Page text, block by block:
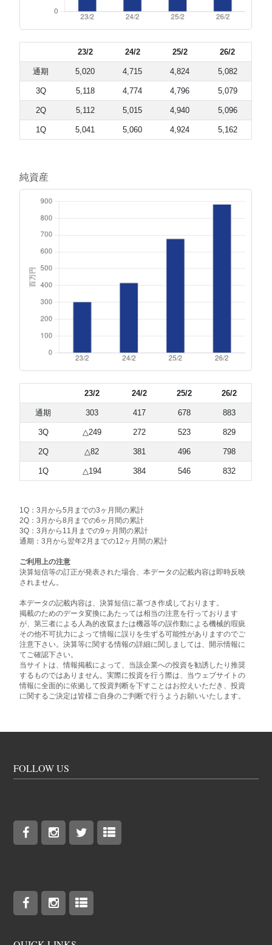
23/2 24/2 25/2 26/2
通期 5,020 4,715 4,824 5,082
3Q 5,118 4,774 4,796 5,079
2Q 5,112 5,015 4,940 5,096
1Q 5,041 5,060 4,924 5,162
純資産
23/2 24/2 25/2 26/2
通期 303 417 678 883
3Q △249 272 523 829
2Q △82 381 496 798
1Q △194 384 546 832
1Q：3月から5月までの3ヶ月間の累計
2Q：3月から8月までの6ヶ月間の累計
3Q：3月から11月までの9ヶ月間の累計
通期：3月から翌年2月までの12ヶ月間の累計
ご利用上の注意
決算短信等の訂正が発表された場合、本データの記載内容は即時反映
されません。
本データの記載内容は、決算短信に基づき作成しております。
掲載のためのデータ変換にあたっては相当の注意を行っております
が、第三者による人為的改竄または機器等の誤作動による機械的瑕疵
その他不可抗力によって情報に誤りを生ずる可能性がありますのでご
注意下さい。決算等に関する情報の詳細に関しましては、開示情報に
てご確認下さい。
当サイトは、情報掲載によって、当該企業への投資を勧誘したり推奨
するものではありません。実際に投資を行う際は、当ウェブサイトの
情報に全面的に依拠して投資判断を下すことはお控えいただき、投資
に関するご決定は皆様ご自身のご判断で行うようお願いいたします。
FOLLOW US